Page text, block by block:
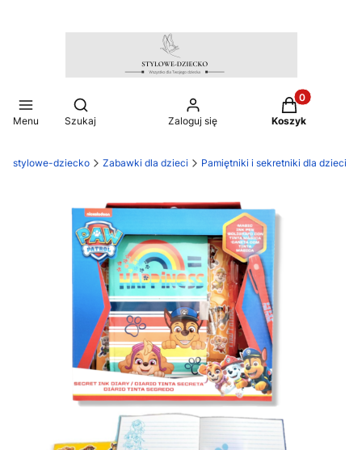
Menu
Otwórz wyszukiwarkę
Szukaj Zaloguj się
Produkty w
Koszyk
stylowe-dziecko Zabawki dla dzieci Pamiętniki i sekretniki dla dzieci